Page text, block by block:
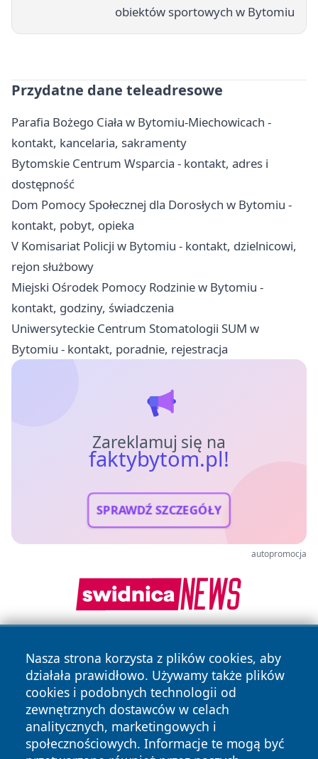
obiektów sportowych w Bytomiu
Przydatne dane teleadresowe
Parafia Bożego Ciała w Bytomiu-Miechowicach -
kontakt, kancelaria, sakramenty
Bytomskie Centrum Wsparcia - kontakt, adres i
dostępność
Dom Pomocy Społecznej dla Dorosłych w Bytomiu -
kontakt, pobyt, opieka
V Komisariat Policji w Bytomiu - kontakt, dzielnicowi,
rejon służbowy
Miejski Ośrodek Pomocy Rodzinie w Bytomiu -
kontakt, godziny, świadczenia
Uniwersyteckie Centrum Stomatologii SUM w
Bytomiu - kontakt, poradnie, rejestracja
Zareklamuj się na
faktybytom.pl!
SPRAWDŹ SZCZEGÓŁY
autopromocja
Nasza strona korzysta z plików cookies, aby
działała prawidłowo. Używamy także plików
cookies i podobnych technologii od
zewnętrznych dostawców w celach
analitycznych, marketingowych i
społecznościowych. Informacje te mogą być
Copyright © 2026 faktybytom.pl Wszystkie prawa zastrzeżone.